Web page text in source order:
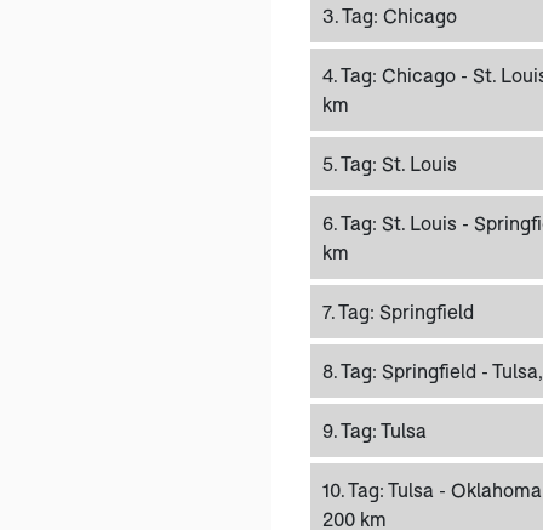
3. Tag: Chicago
4. Tag: Chicago - St.
km
5. Tag: St. Louis
6. Tag: St. Louis -
km
7. Tag: Springfield
8. Tag: Springfield -
9. Tag: Tulsa
10. Tag: Tulsa -
200 km